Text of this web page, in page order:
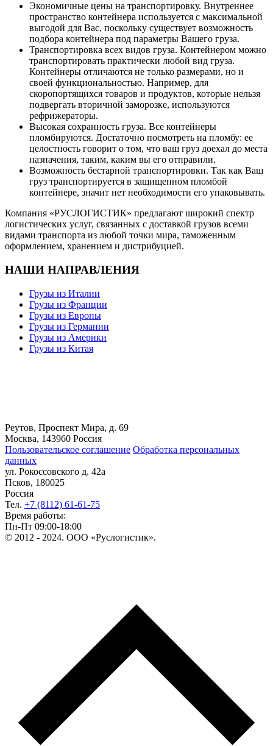
Экономичные цены на транспортировку. Внутреннее
пространство контейнера используется с максимальной
выгодой для Вас, поскольку существует возможность
подбора контейнера под параметры Вашего груза.
Транспортировка всех видов груза. Контейнером можно
транспортировать практически любой вид груза.
Контейнеры отличаются не только размерами, но и
своей функциональностью. Например, для
скоропортящихся товаров и продуктов, которые нельзя
подвергать вторичной заморозке, используются
рефрижераторы.
Высокая сохранность груза. Все контейнеры
пломбируются. Достаточно посмотреть на пломбу: ее
целостность говорит о том, что ваш груз доехал до места
назначения, таким, каким вы его отправили.
Возможность бестарной транспортировки. Так как Ваш
груз транспортируется в защищенном пломбой
контейнере, значит нет необходимости его упаковывать.
Компания «РУСЛОГИСТИК» предлагают широкий спектр
логистических услуг, связанных с доставкой грузов всеми
видами транспорта из любой точки мира, таможенным
оформлением, хранением и дистрибуцией.
НАШИ НАПРАВЛЕНИЯ
Грузы из Италии
Грузы из Франции
Грузы из Европы
Грузы из Германии
Грузы из Америки
Грузы из Китая
Реутов, Проспект Мира, д. 69
Москва, 143960 Россия
Пользовательское соглашение Обработка персональных
данных
ул. Рокоссовского д. 42а
Псков, 180025
Россия
Тел. +7 (8112) 61-61-75
Время работы:
Пн-Пт 09:00-18:00
© 2012 - 2024. ООО «Руслогистик».